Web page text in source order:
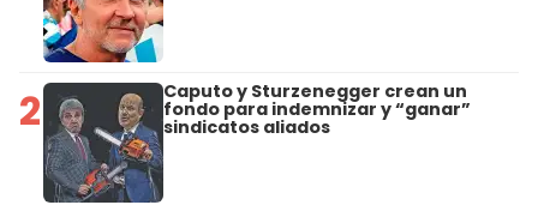
2 Caputo y Sturzenegger crean un
fondo para indemnizar y “ganar”
sindicatos aliados